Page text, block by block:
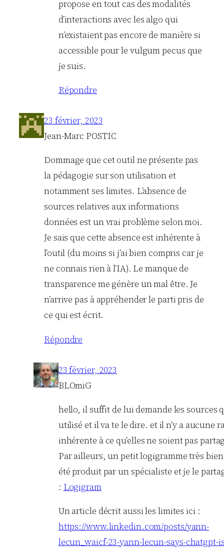
propose en tout cas des modalités
d’interactions avec les algo qui
n’existaient pas encore de manière si
accessible pour le vulgum pecus que
je suis.
Répondre
23 février, 2023
Jean-Marc POSTIC
Dommage que cet outil ne présente pas
la pédagogie sur son utilisation et
notamment ses limites. L’absence de
sources relatives aux informations
données est un vrai problème selon moi.
Je sais que cette absence est inhérente à
l’outil (du moins si j’ai bien compris car je
ne connais rien à l’IA). Le manque de
transparence me génère un mal être. Je
n’arrive pas à appréhender le parti pris de
ce qui est écrit.
Répondre
23 février, 2023
BLOmiG
hello, il suffit de lui demande les sources
utilisé et il va te le dire. et il n’y a aucune
inhérente à ce qu’elles ne soient pas
Par ailleurs, un petit logigramme très
été produit par un spécialiste et je le
: Logigram
Un article décrit aussi les limites ici :
https://www.linkedin.com/posts/yann-
lecun_waicf-23-yann-lecun-says-chatgpt-